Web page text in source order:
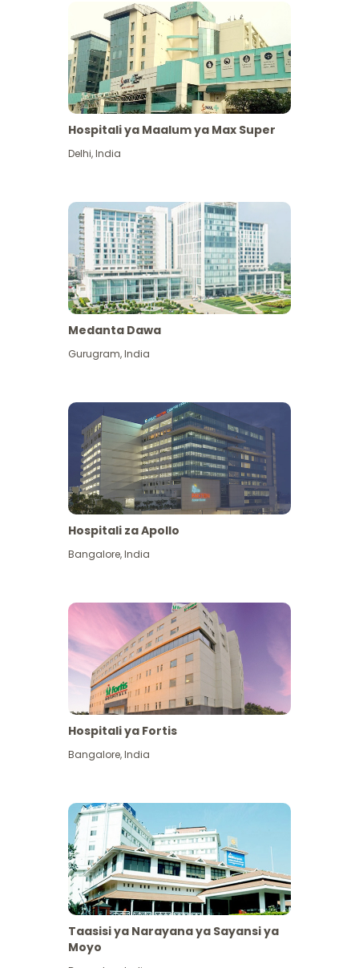
Hospitali ya Maalum ya Max Super
Delhi,India
Medanta Dawa
Gurugram,India
Hospitali za Apollo
Bangalore,India
Hospitali ya Fortis
Bangalore,India
Taasisi ya Narayana ya Sayansi ya
Moyo